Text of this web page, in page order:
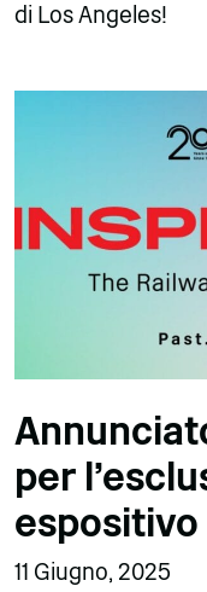
di Los Angeles!
per
espositivo
11 Giugno, 2025